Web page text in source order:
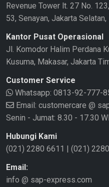
Revenue Tower lt. 27 No.
53, Senayan, Jakarta
Kantor Pusat Operasional
Jl. Komodor Halim Perdana
Kusuma, Makasar, Jakarta
Customer Service
Whatsapp: 0813-92-777-
Email: customercare @
Senin - Jumat: 8.30 - 17.30
Hubungi Kami
(021) 2280 6611 | (021)
Email:
info @ sap-express.com